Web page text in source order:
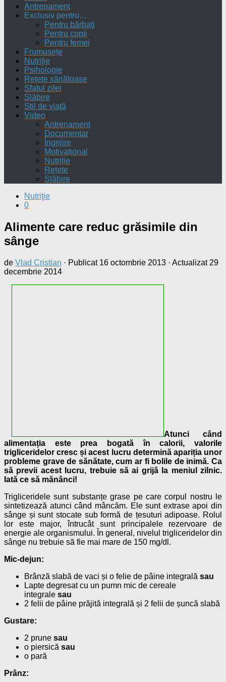
Antrenament
Exclusiv pentru…
Pentru bărbaţi
Pentru copii
Pentru femei
Frumusețe
Nutriţie
Psihologie
Reţete sănătoase
Sfatul zilei
Slăbire
Stil de viaţă
Video
Antrenament
Documentar
Îngrijire
Motivațional
Nutriție
Rețete
Slăbire
Nutriţie
0
Alimente care reduc grăsimile din
sânge
de Vlad Cristian · Publicat 16 octombrie 2013 · Actualizat 29
decembrie 2014
Atunci când
alimentația este prea bogată în calorii, valorile
trigliceridelor cresc și acest lucru determină apariția unor
probleme grave de sănătate, cum ar fi bolile de inimă. Ca
să previi acest lucru, trebuie să ai grijă la meniul zilnic.
Iată ce să mănânci!
Trigliceridele sunt substanțe grase pe care corpul nostru le
sintetizează atunci când mâncăm. Ele sunt extrase apoi din
sânge și sunt stocate sub formă de țesuturi adipoase. Rolul
lor este major, întrucât sunt principalele rezervoare de
energie ale organismului. În general, nivelul trigliceridelor din
sânge nu trebuie să fie mai mare de 150 mg/dl.
Mic-dejun:
Brânză slabă de vaci și o felie de pâine integrală sau
Lapte degresat cu un pumn mic de cereale
integrale sau
2 felii de pâine prăjită integrală și 2 felii de șuncă slabă
Gustare:
2 prune sau
o piersică sau
o pară
Prânz: